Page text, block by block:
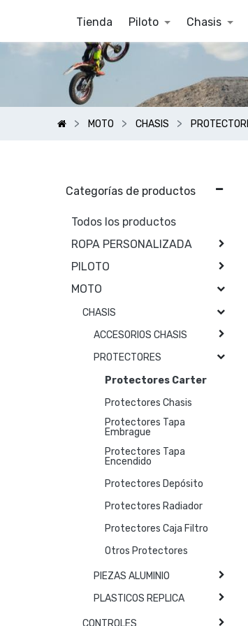
Tienda Piloto Chasis
MOTO CHASIS
Categorías de productos
Todos los productos
ROPA PERSONALIZADA
PILOTO
MOTO
CHASIS
ACCESORIOS CHASIS
PROTECTORES
Protectores Carter
Protectores Chasis
Protectores Tapa
Embrague
Protectores Tapa
Encendido
Protectores Depósito
Protectores Radiador
Protectores Caja Filtro
Otros Protectores
PIEZAS ALUMINIO
PLASTICOS REPLICA